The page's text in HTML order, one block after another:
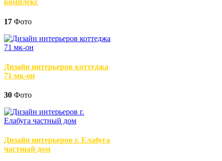
комплекс
17 Фото
Дизайн интерьеров коттеджа
71 мк-он
30 Фото
Дизайн интерьеров г. Елабуга
частный дом